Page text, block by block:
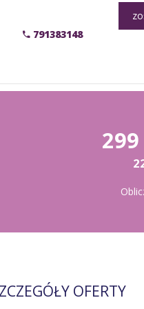
791383148
299
OFERTY